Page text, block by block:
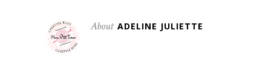
About ADELINE JULIETTE